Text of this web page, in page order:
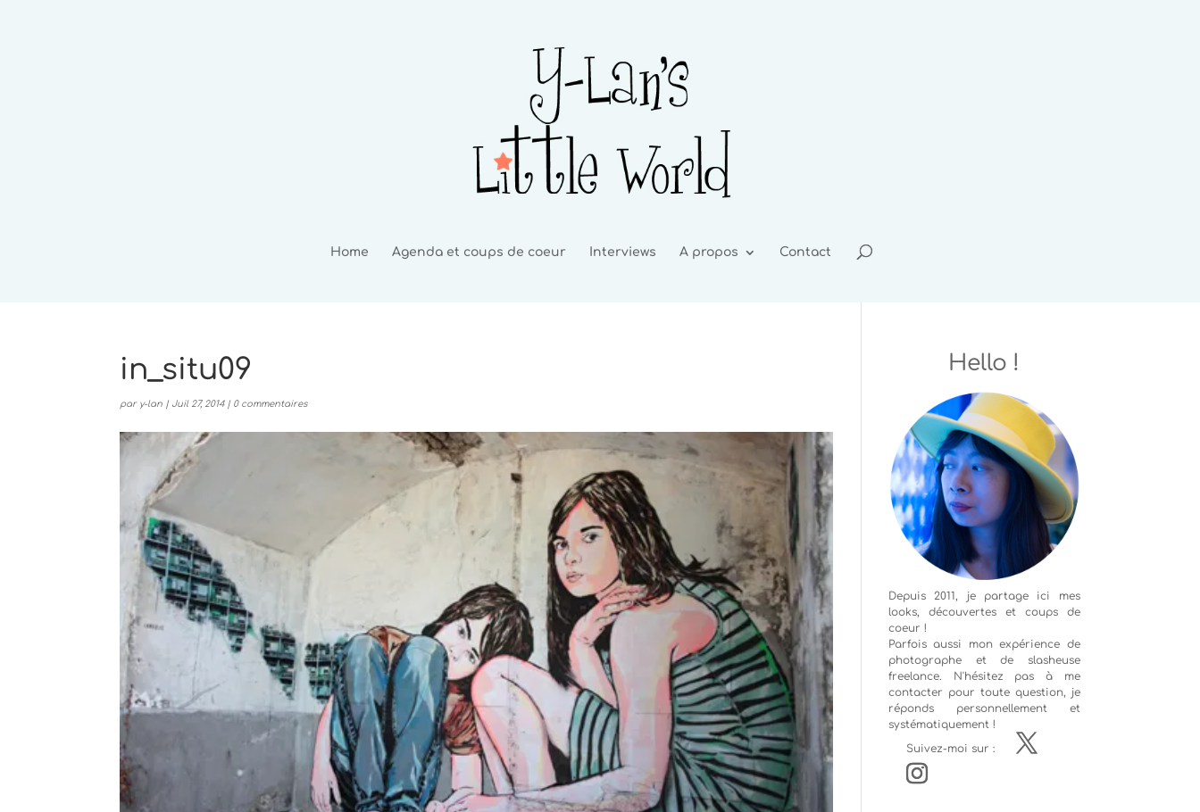
Home Agenda et coups de coeur Interviews A propos Contact
in_situ09
par y-lan | Juil 27, 2014| 0 commentaires
Hello !
Depuis 2011, je partage ici mes
looks, découvertes et coups de
coeur !
Parfois aussi mon expérience de
photographeet de slasheuse
freelance. N'hésitez pas à me
contacter pour toute question, je
réponds personnellement et
systématiquement !
Suivez-moi sur :